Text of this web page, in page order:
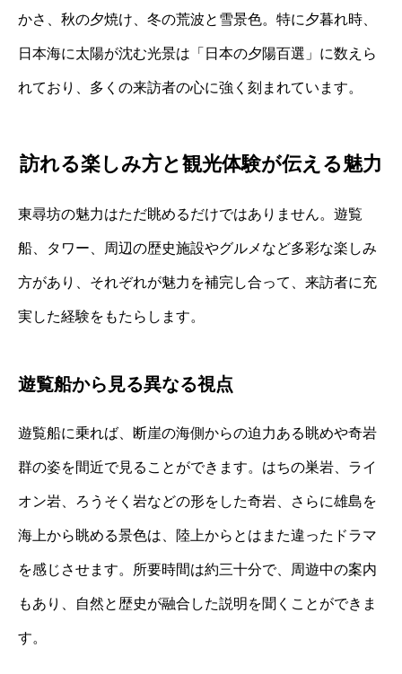
かさ、秋の夕焼け、冬の荒波と雪景色。特に夕暮れ時、
日本海に太陽が沈む光景は「日本の夕陽百選」に数えら
れており、多くの来訪者の心に強く刻まれています。
訪れる楽しみ方と観光体験が伝える魅力
東尋坊の魅力はただ眺めるだけではありません。遊覧
船、タワー、周辺の歴史施設やグルメなど多彩な楽しみ
方があり、それぞれが魅力を補完し合って、来訪者に充
実した経験をもたらします。
遊覧船から見る異なる視点
遊覧船に乗れば、断崖の海側からの迫力ある眺めや奇岩
群の姿を間近で見ることができます。はちの巣岩、ライ
オン岩、ろうそく岩などの形をした奇岩、さらに雄島を
海上から眺める景色は、陸上からとはまた違ったドラマ
を感じさせます。所要時間は約三十分で、周遊中の案内
もあり、自然と歴史が融合した説明を聞くことができま
す。